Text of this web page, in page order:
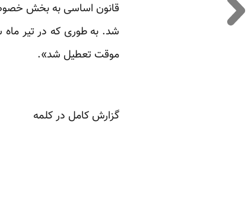
قانون اساسی به بخش
موقت تعطیل شد».
گزارش کامل در کلمه